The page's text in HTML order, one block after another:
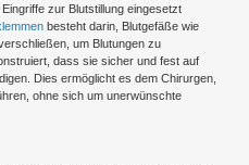
zur Blutstillung eingesetzt
besteht darin, Blutgefäße wie
um Blutungen zu
dass sie sicher und fest auf
Dies ermöglicht es dem Chirurgen,
ohne sich um unerwünschte